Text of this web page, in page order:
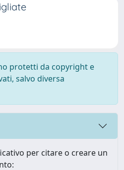
protetti da copyright e
salvo diversa
per citare o creare un